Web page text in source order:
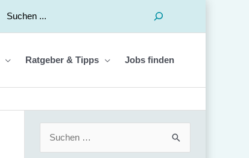
Suchen
Ratgeber & Tipps Jobs finden